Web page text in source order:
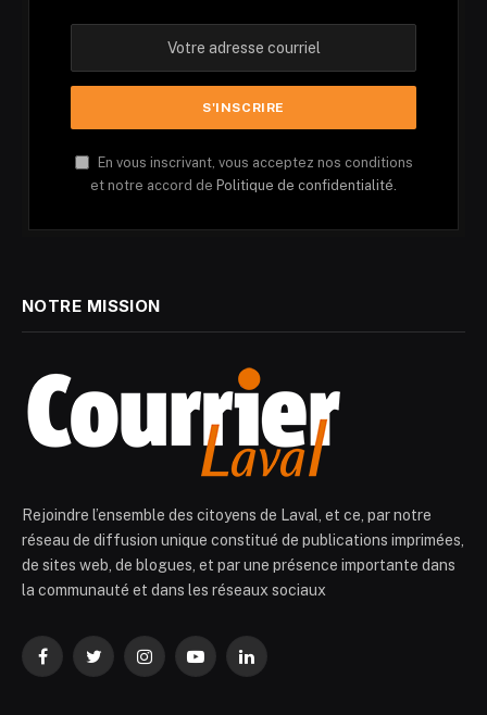
En vous inscrivant, vous acceptez nos conditions
et notre accord de Politique de confidentialité.
NOTRE MISSION
Rejoindre l’ensemble des citoyens de Laval, et ce, par notre
réseau de diffusion unique constitué de publications imprimées,
de sites web, de blogues, et par une présence importante dans
la communauté et dans les réseaux sociaux
FacebookTwitterInstagramYouTubeLinkedIn